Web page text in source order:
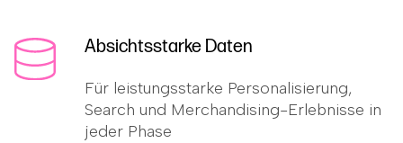
Absichtsstarke Daten
Für leistungsstarke Personalisierung,
Search und Merchandising-Erlebnisse in
jeder Phase